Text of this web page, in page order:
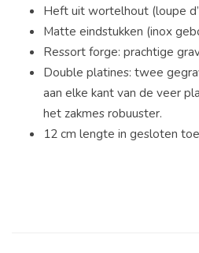
Heft uit wortelhout (loupe
Matte eindstukken (inox
Ressort forge: prachtige
Double platines: twee
aan elke kant van de veer
het zakmes robuuster.
12 cm lengte in gesloten